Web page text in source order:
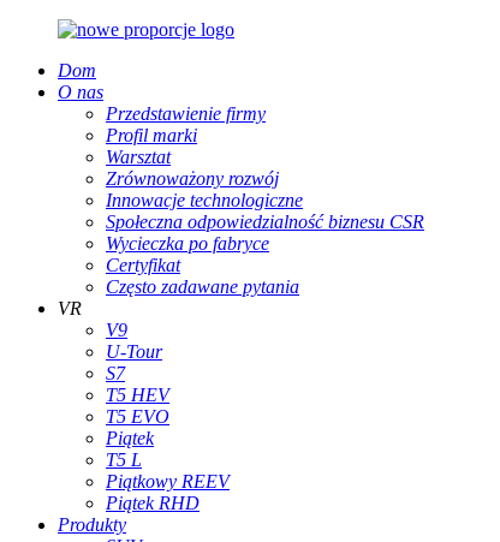
Dom
O nas
Przedstawienie firmy
Profil marki
Warsztat
Zrównoważony rozwój
Innowacje technologiczne
Społeczna odpowiedzialność biznesu CSR
Wycieczka po fabryce
Certyfikat
Często zadawane pytania
VR
V9
U-Tour
S7
T5 HEV
T5 EVO
Piątek
T5 L
Piątkowy REEV
Piątek RHD
Produkty